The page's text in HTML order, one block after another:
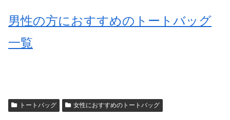
男性の方におすすめのトートバッグ
一覧
トートバッグ 女性におすすめのトートバッグ